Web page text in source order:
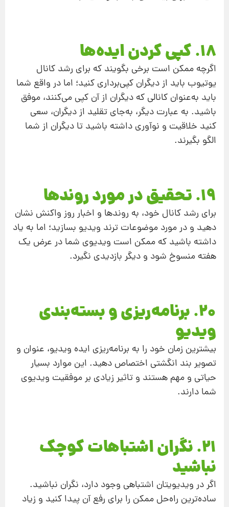
18. کپی کردن ایده‌ها
اگرچه ممکن است برخی بگویند که برای رشد کانال
یوتیوب باید از دیگران کپی‌برداری کنید؛ اما در واقع شما
باید به‌عنوان کانالی که دیگران از آن کپی می‌کنند، موفق
باشید. به عبارت دیگر، به‌جای تقلید از دیگران، سعی
کنید خلاقیت و نوآوری داشته باشید تا دیگران از شما
الگو بگیرند.
19. تحقیق در مورد روندها
برای رشد کانال خود، به روندها و اخبار روز واکنش نشان
دهید و در مورد موضوعات ترند ویدیو بسازید؛ اما به یاد
داشته باشید که ممکن است ویدیوی شما در عرض یک
هفته منسوخ شود و دیگر بازدیدی نگیرد.
20. برنامه‌ریزی و بسته‌بندی
ویدیو
بیشترین زمان خود را به برنامه‌ریزی ایده ویدیو، عنوان و
تصویر بند انگشتی اختصاص دهید. این موارد بسیار
حیاتی و مهم هستند و تاثیر زیادی بر موفقیت ویدیوی
شما دارند.
21. نگران اشتباهات کوچک
نباشید
اگر در ویدیویتان اشتباهی وجود دارد، نگران نباشید.
ساده‌ترین راه‌حل ممکن را برای رفع آن پیدا کنید و زیاد